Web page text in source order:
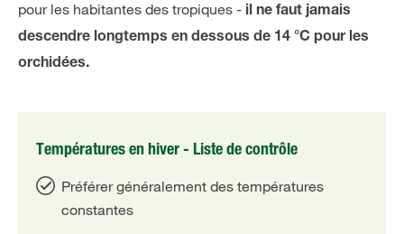
pour les habitantes des tropiques - il ne faut jamais
descendre longtemps en dessous de 14 °C pour les
orchidées.
Températures en hiver - Liste de contrôle
Préférer généralement des températures
constantes